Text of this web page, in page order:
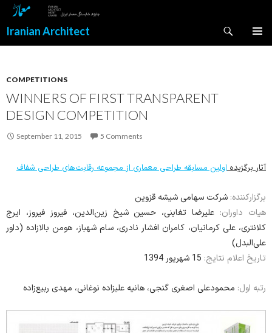
Iranian Architect
COMPETITIONS
WINNERS OF FIRST TRANSPARENT
DESIGN COMPETITION
September 11, 2015 5 Comments
آثار برگزیدهاولین مسابقه طراحی معماری از مجموعه رقابت‌های طراحی شفاف
برگزارکننده: شرکت سهامی شیشه قزوین
هیات داوران: علیرضا تغابنی، حسین شیخ زین‌الدین، فیروز فیروز، ایرج
کلانتری، علی کرمانیان، کامران افشار نادری، سام شهباز، هومن بالازاده (داور
علی‌البدل)
تاریخ اعلام نتایج:
رتبه اول: محمودعلی اصغری گنجی، هانیه علیزاده نوغانی، مهدی ربیع‌زاده